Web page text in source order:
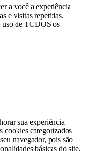
a você a experiência
e visitas repetidas.
uso de TODOS os
sua experiência
cookies categorizados
navegador, pois são
básicas do site.